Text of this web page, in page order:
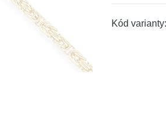
Kód varianty